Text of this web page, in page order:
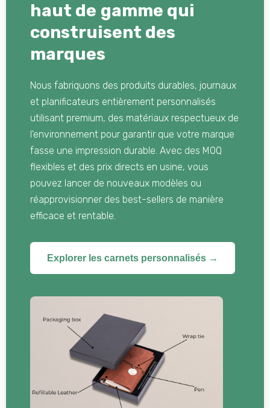
haut de gamme qui
construisent des
marques
Nous fabriquons des produits durables, journaux
et planificateurs entièrement personnalisés
utilisant premium, des matériaux respectueux de
l'environnement pour garantir que votre marque
fasse une impression durable. Avec des MOQ
flexibles et des prix directs en usine, vous
pouvez lancer de nouveaux modèles ou
réapprovisionner des best-sellers de manière
efficace et rentable.
Explorer les carnets personnalisés →